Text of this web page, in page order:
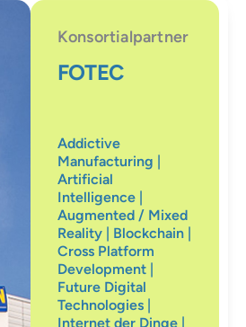
Konsortialpartner
FOTEC
Addictive
Manufacturing |
Artificial
Intelligence |
Augmented / Mixed
Reality | Blockchain |
Cross Platform
Development |
Future Digital
Technologies |
Internet der Dinge |